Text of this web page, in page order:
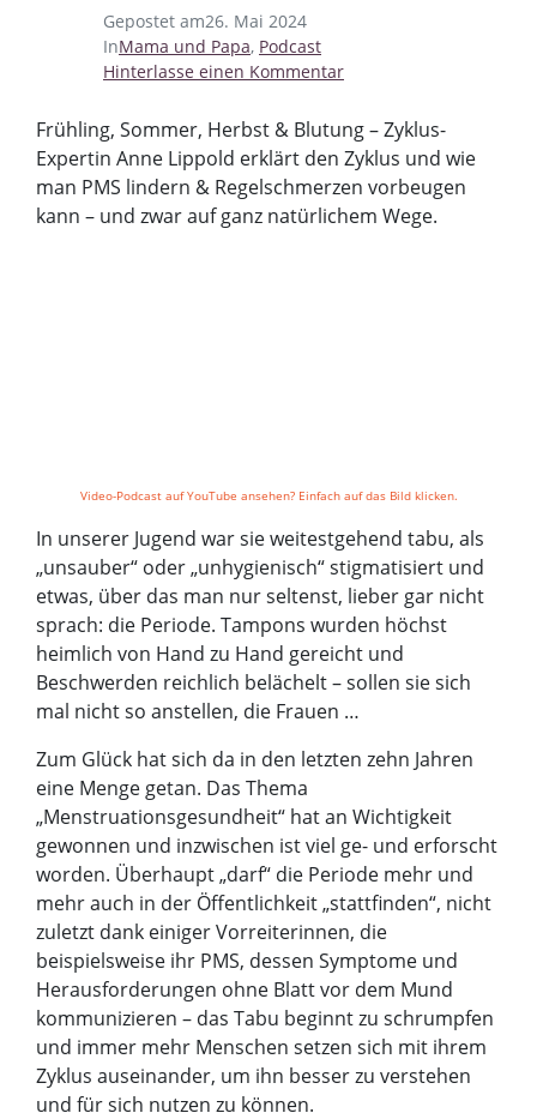
Gepostet am26. Mai 2024
InMama und Papa, Podcast
Hinterlasse einen Kommentar
Frühling, Sommer, Herbst & Blutung – Zyklus-
Expertin Anne Lippold erklärt den Zyklus und wie
man PMS lindern & Regelschmerzen vorbeugen
kann – und zwar auf ganz natürlichem Wege.
Video-Podcast auf YouTube ansehen? Einfach auf das Bild klicken.
In unserer Jugend war sie weitestgehend tabu, als
„unsauber“ oder „unhygienisch“ stigmatisiert und
etwas, über das man nur seltenst, lieber gar nicht
sprach: die Periode. Tampons wurden höchst
heimlich von Hand zu Hand gereicht und
Beschwerden reichlich belächelt – sollen sie sich
mal nicht so anstellen, die Frauen …
Zum Glück hat sich da in den letzten zehn Jahren
eine Menge getan. Das Thema
„Menstruationsgesundheit“ hat an Wichtigkeit
gewonnen und inzwischen ist viel ge- und erforscht
worden. Überhaupt „darf“ die Periode mehr und
mehr auch in der Öffentlichkeit „stattfinden“, nicht
zuletzt dank einiger Vorreiterinnen, die
beispielsweise ihr PMS, dessen Symptome und
Herausforderungen ohne Blatt vor dem Mund
kommunizieren – das Tabu beginnt zu schrumpfen
und immer mehr Menschen setzen sich mit ihrem
Zyklus auseinander, um ihn besser zu verstehen
und für sich nutzen zu können.